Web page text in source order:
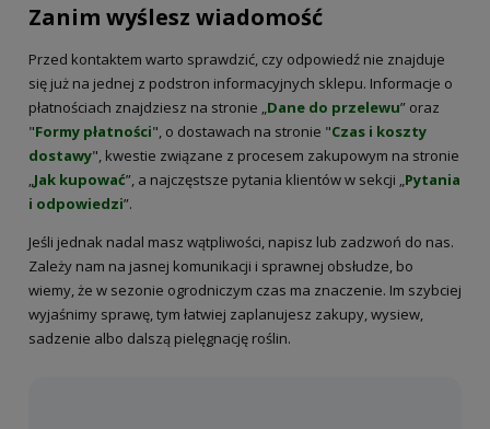
Zanim wyślesz wiadomość
Przed kontaktem warto sprawdzić, czy odpowiedź nie znajduje
się już na jednej z podstron informacyjnych sklepu. Informacje o
płatnościach znajdziesz na stronie „Dane do przelewu” oraz
"Formy płatności", o dostawach na stronie "Czas i koszty
dostawy", kwestie związane z procesem zakupowym na stronie
„Jak kupować”, a najczęstsze pytania klientów w sekcji „Pytania
i odpowiedzi”.
Jeśli jednak nadal masz wątpliwości, napisz lub zadzwoń do nas.
Zależy nam na jasnej komunikacji i sprawnej obsłudze, bo
wiemy, że w sezonie ogrodniczym czas ma znaczenie. Im szybciej
wyjaśnimy sprawę, tym łatwiej zaplanujesz zakupy, wysiew,
sadzenie albo dalszą pielęgnację roślin.